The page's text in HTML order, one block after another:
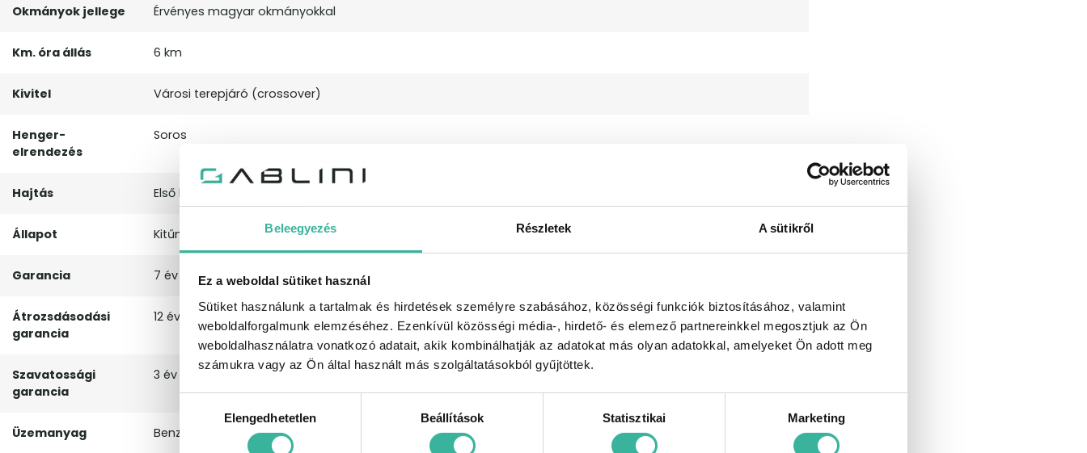
Beleegyezés Részletek A sütikről
Ez a weboldal sütiket használ
Sütiket használunk a tartalmak és hirdetések személyre szabásához, közösségi funkciók biztosításához, valamint
weboldalforgalmunk elemzéséhez. Ezenkívül közösségi média-, hirdető- és elemező partnereinkkel megosztjuk az Ön
weboldalhasználatra vonatkozó adatait, akik kombinálhatják az adatokat más olyan adatokkal, amelyeket Ön adott meg
számukra vagy az Ön által használt más szolgáltatásokból gyűjtöttek.
kiválasztásaElengedhetetlen Beállítások Statisztikai Marketing
Okmányok jellege Érvényes magyar okmányokkal
Km. óra állás 6 km
Kivitel Városi terepjáró (crossover)
Henger-
elrendezés
Soros
Hajtás Első kerék
Állapot Kitűnő
Garancia 7 év
Átrozsdásodási
garancia
12 év
Szavatossági
garancia
3 év
Üzemanyag Benzin